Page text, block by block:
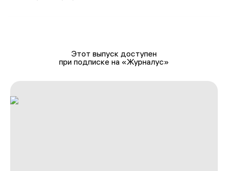
Этот выпуск доступен
при подписке на «Журналус»